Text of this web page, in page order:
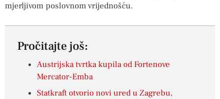
mjerljivom poslovnom vrijednošću.
Pročitajte još:
Austrijska tvrtka kupila od Fortenove
Mercator-Emba
Statkraft otvorio novi ured u Zagrebu,